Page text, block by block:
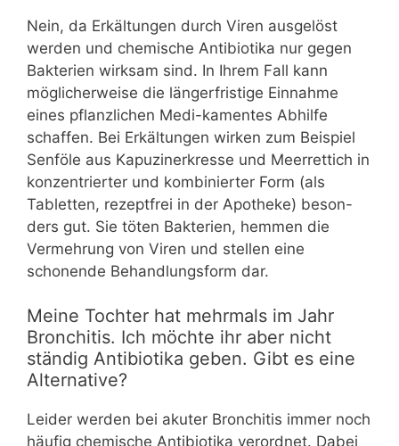
Nein, da Erkältungen durch Viren ausgelöst
werden und chemische Antibiotika nur gegen
Bakterien wirksam sind. In Ihrem Fall kann
möglicherweise die längerfristige Einnahme
eines pflanzlichen Medi-kamentes Abhilfe
schaffen. Bei Erkältungen wirken zum Beispiel
Senföle aus Kapuzinerkresse und Meerrettich in
konzentrierter und kombinierter Form (als
Tabletten, rezeptfrei in der Apotheke) beson-
ders gut. Sie töten Bakterien, hemmen die
Vermehrung von Viren und stellen eine
schonende Behandlungsform dar.
Meine Tochter hat mehrmals im Jahr
Bronchitis. Ich möchte ihr aber nicht
ständig Antibiotika geben. Gibt es eine
Alternative?
Leider werden bei akuter Bronchitis immer noch
häufig chemische Antibiotika verordnet. Dabei